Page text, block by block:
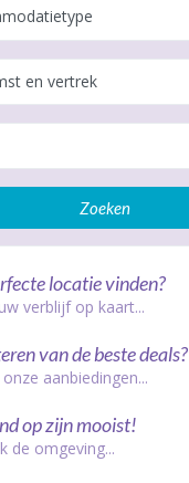
en vertrek
Zoeken
locatie vinden?
verblijf op kaart...
van de beste deals?
aanbiedingen...
op zijn mooist!
de omgeving...